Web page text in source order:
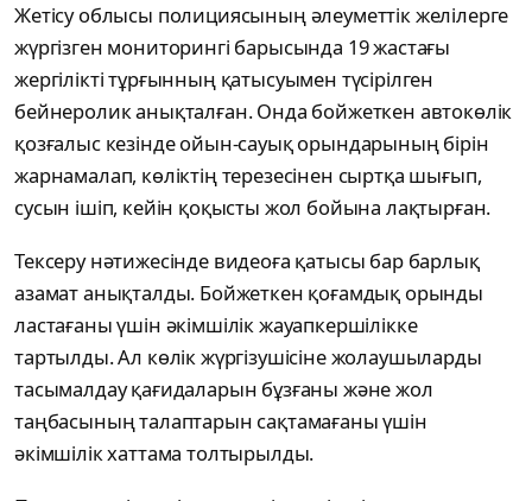
Жетісу облысы полициясының әлеуметтік желілерге
жүргізген мониторингі барысында 19 жастағы
жергілікті тұрғынның қатысуымен түсірілген
бейнеролик анықталған. Онда бойжеткен автокөлік
қозғалыс кезінде ойын-сауық орындарының бірін
жарнамалап, көліктің терезесінен сыртқа шығып,
сусын ішіп, кейін қоқысты жол бойына лақтырған.
Тексеру нәтижесінде видеоға қатысы бар барлық
азамат анықталды. Бойжеткен қоғамдық орынды
ластағаны үшін әкімшілік жауапкершілікке
тартылды. Ал көлік жүргізушісіне жолаушыларды
тасымалдау қағидаларын бұзғаны және жол
таңбасының талаптарын сақтамағаны үшін
әкімшілік хаттама толтырылды.